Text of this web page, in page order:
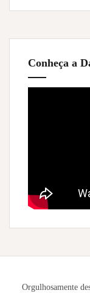
Conheça a
Orgulhosamente